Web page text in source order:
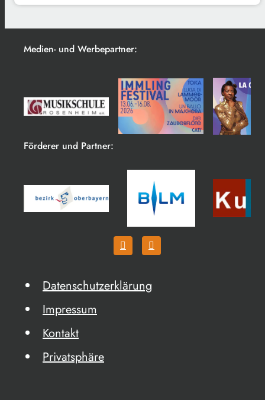
Medien- und Werbepartner:
Förderer und Partner:
Datenschutzerklärung
Impressum
Kontakt
Privatsphäre